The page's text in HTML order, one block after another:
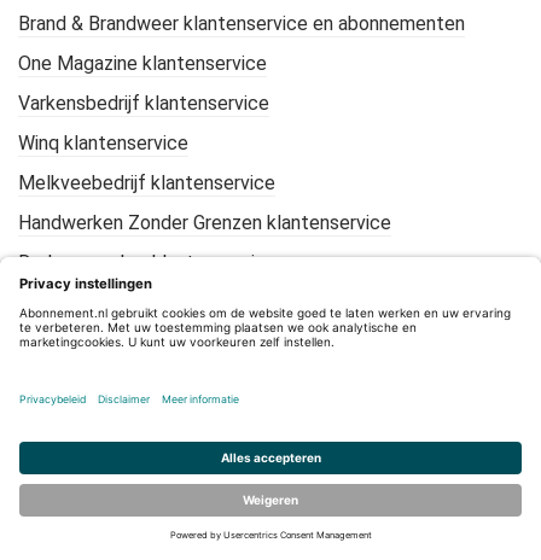
Brand & Brandweer klantenservice en abonnementen
One Magazine klantenservice
Varkensbedrijf klantenservice
Winq klantenservice
Melkveebedrijf klantenservice
Handwerken Zonder Grenzen klantenservice
De Loonwerker klantenservice
KIJK Geschiedenis klantenservice
Mountain Bike Plus klantenservice